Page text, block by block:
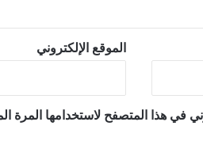
الموقع الإلكتروني
في هذا المتصفح لاستخدامها المرة